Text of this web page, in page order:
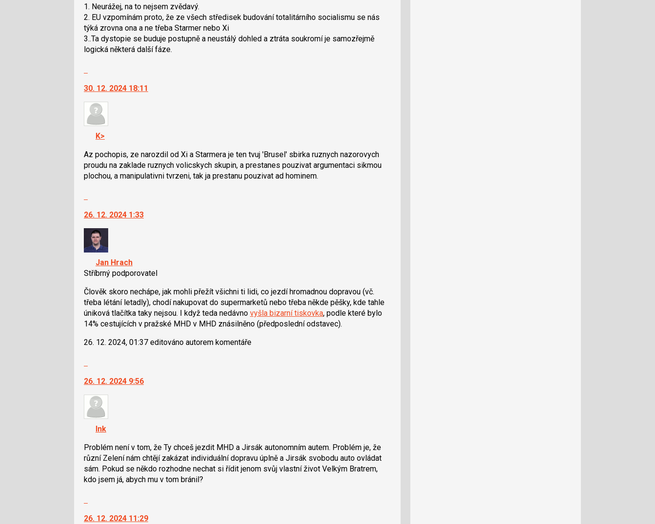
použít
i
klávesy
N
pro
pro
předchozí
nový
názor
1. Neurážej, na to nejsem zvědavý.
2. EU vzpomínám proto, že ze všech středisek budování totalitárního socialismu se nás
týká zrovna ona a ne třeba Starmer nebo Xi
3..Ta dystopie se buduje postupně a neustálý dohled a ztráta soukromí je samozřejmě
logická některá další fáze.
další
nový
názor.
navigaci
lze
použít
i
klávesy
a
P
pro
předchozí
nový
názor
30. 12. 2024 18:11
K>
Az pochopis, ze narozdil od Xi a Starmera je ten tvuj 'Brusel' sbirka ruznych nazorovych
proudu na zaklade ruznych volicskych skupin, a prestanes pouzivat argumentaci sikmou
plochou, a manipulativni tvrzeni, tak ja prestanu pouzivat ad hominem.
další
nový
názor.
K
navigaci
lze
použít
i
klávesy
N
pro
a
předchozí
nový
názor
26. 12. 2024 1:33
Jan Hrach
Stříbrný podporovatel
Člověk skoro nechápe, jak mohli přežít všichni ti lidi, co jezdí hromadnou dopravou (vč.
třeba létání letadly), chodí nakupovat do supermarketů nebo třeba někde pěšky, kde tahle
úniková tlačítka taky nejsou. I když teda nedávno vyšla bizarní tiskovka, podle které bylo
14% cestujících v pražské MHD v MHD znásilněno (předposlední odstavec).
26. 12. 2024, 01:37 editováno autorem komentáře
další
nový
názor.
navigaci
lze
použít
i
klávesy
N
P
26. 12. 2024 9:56
Ink
Problém není v tom, že Ty chceš jezdit MHD a Jirsák autonomním autem. Problém je, že
různí Zelení nám chtějí zakázat individuální dopravu úplně a Jirsák svobodu auto ovládat
sám. Pokud se někdo rozhodne nechat si řídit jenom svůj vlastní život Velkým Bratrem,
kdo jsem já, abych mu v tom bránil?
další
26. 12. 2024 11:29